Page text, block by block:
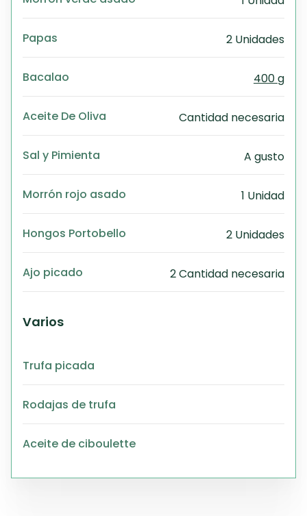
Papas 2 Unidades
Bacalao 400 g
Aceite De Oliva Cantidad necesaria
Sal y Pimienta A gusto
Morrón rojo asado 1 Unidad
Hongos Portobello 2 Unidades
Ajo picado 2 Cantidad necesaria
Varios
Trufa picada
Rodajas de trufa
Aceite de ciboulette